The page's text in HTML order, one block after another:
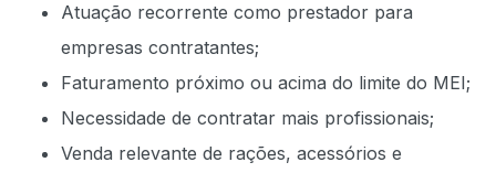
Atuação recorrente como prestador para
empresas contratantes;
Faturamento próximo ou acima do limite do MEI;
Necessidade de contratar mais profissionais;
Venda relevante de rações, acessórios e